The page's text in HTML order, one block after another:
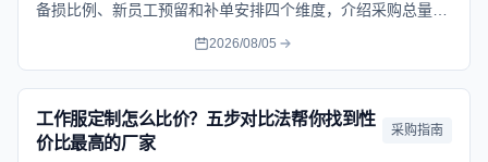
备损比例、新员工预留和补单安排四个维度，介绍采购总量的
2026/08/05
工作服定制怎么比价？五步对比法帮你找到性
价比最高的厂家
采购指南